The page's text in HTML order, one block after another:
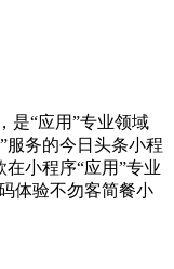
是“应用”专业领域
服务的今日头条小程
小程序“应用”专业
体验不勿客简餐小